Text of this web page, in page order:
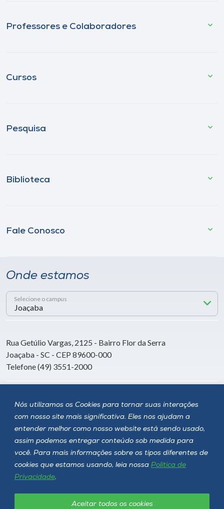
Nós utilizamos os Cookies para tornar suas interações
com nosso site mais significativa. Eles nos ajudam a
entender melhor como nosso website está sendo usado,
assim podemos entregar conteúdo sob medida para
você. Para mais informações sobre os tipos diferentes de
cookies que estamos usando, leia nossa Política de
Privacidade.
Aceitar todos os cookies
Professores e Colaboradores
Cursos
Pesquisa
Biblioteca
Fale Conosco
Onde estamos
Selecione o campus
Rua Getúlio Vargas, 2125 - Bairro Flor da Serra
Joaçaba - SC - CEP 89600-000
Telefone (49) 3551-2000
Siga a Unoesc